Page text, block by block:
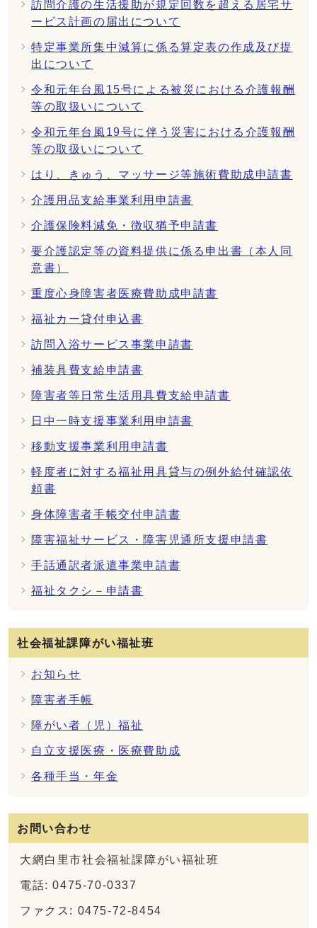
訪問介護の生活援助が規定回数を超える居宅サ
ービス計画の届出について
特定事業所集中減算に係る算定表の作成及び提
出について
令和元年台風15号による被災における介護報酬
等の取扱いについて
令和元年台風19号に伴う災害における介護報酬
等の取扱いについて
はり、きゅう、マッサージ等施術費助成申請書
介護用品支給事業利用申請書
介護保険料減免・徴収猶予申請書
要介護認定等の資料提供に係る申出書（本人同
意書）
重度心身障害者医療費助成申請書
福祉カー貸付申込書
訪問入浴サービス事業申請書
補装具費支給申請書
障害者等日常生活用具費支給申請書
日中一時支援事業利用申請書
移動支援事業利用申請書
軽度者に対する福祉用具貸与の例外給付確認依
頼書
身体障害者手帳交付申請書
障害福祉サービス・障害児通所支援申請書
手話通訳者派遣事業申請書
福祉タクシ－申請書
社会福祉課障がい福祉班
お知らせ
障害者手帳
障がい者（児）福祉
自立支援医療・医療費助成
各種手当・年金
お問い合わせ
大網白里市社会福祉課障がい福祉班
電話: 0475-70-0337
ファクス: 0475-72-8454